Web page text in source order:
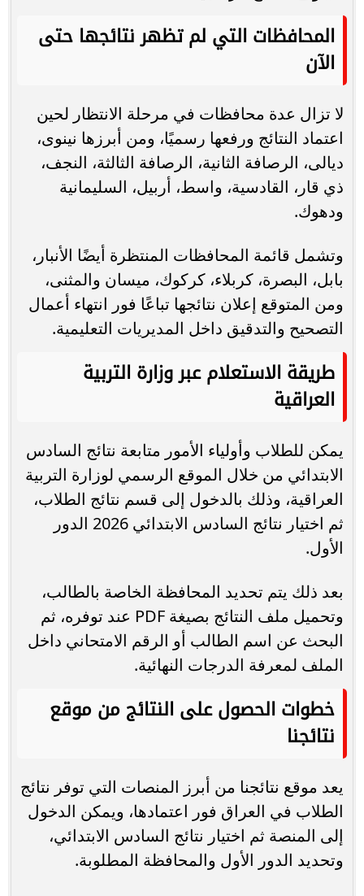
المحافظات التي لم تظهر نتائجها حتى
الآن
لا تزال عدة محافظات في مرحلة الانتظار لحين
اعتماد النتائج ورفعها رسميًا، ومن أبرزها نينوى،
ديالى، الرصافة الثانية، الرصافة الثالثة، النجف،
ذي قار، القادسية، واسط، أربيل، السليمانية
ودهوك.
وتشمل قائمة المحافظات المنتظرة أيضًا الأنبار،
بابل، البصرة، كربلاء، كركوك، ميسان والمثنى،
ومن المتوقع إعلان نتائجها تباعًا فور انتهاء أعمال
التصحيح والتدقيق داخل المديريات التعليمية.
طريقة الاستعلام عبر وزارة التربية
العراقية
يمكن للطلاب وأولياء الأمور متابعة نتائج السادس
الابتدائي من خلال الموقع الرسمي لوزارة التربية
العراقية، وذلك بالدخول إلى قسم نتائج الطلاب،
ثم اختيار نتائج السادس الابتدائي 2026 الدور
الأول.
بعد ذلك يتم تحديد المحافظة الخاصة بالطالب،
وتحميل ملف النتائج بصيغة PDF عند توفره، ثم
البحث عن اسم الطالب أو الرقم الامتحاني داخل
الملف لمعرفة الدرجات النهائية.
خطوات الحصول على النتائج من موقع
نتائجنا
يعد موقع نتائجنا من أبرز المنصات التي توفر نتائج
الطلاب في العراق فور اعتمادها، ويمكن الدخول
إلى المنصة ثم اختيار نتائج السادس الابتدائي،
وتحديد الدور الأول والمحافظة المطلوبة.